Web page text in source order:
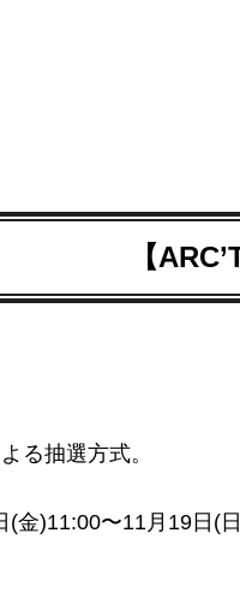
【
る抽選方式。
金)11:00〜11月19日(